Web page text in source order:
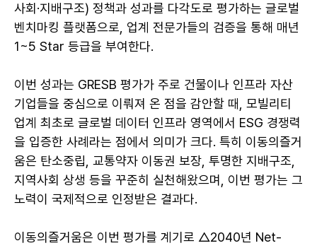
사회·지배구조) 정책과 성과를 다각도로 평가하는 글로벌
벤치마킹 플랫폼으로, 업계 전문가들의 검증을 통해 매년
1~5 Star 등급을 부여한다.
이번 성과는 GRESB 평가가 주로 건물이나 인프라 자산
기업들을 중심으로 이뤄져 온 점을 감안할 때, 모빌리티
업계 최초로 글로벌 데이터 인프라 영역에서 ESG 경쟁력
을 입증한 사례라는 점에서 의미가 크다. 특히 이동의즐거
움은 탄소중립, 교통약자 이동권 보장, 투명한 지배구조,
지역사회 상생 등을 꾸준히 실천해왔으며, 이번 평가는 그
노력이 국제적으로 인정받은 결과다.
이동의즐거움은 이번 평가를 계기로 △2040년 Net-